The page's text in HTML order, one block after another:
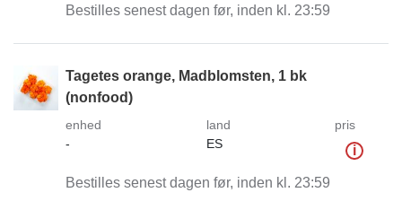
Bestilles senest dagen før, inden kl. 23:59
Tagetes orange, Madblomsten, 1 bk
(nonfood)
enhed
-
land
ES
pris
i
Bestilles senest dagen før, inden kl. 23:59